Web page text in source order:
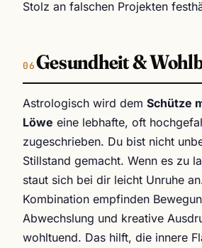
Stolz an falschen Projekten
Gesundheit &
Astrologisch wird dem Schütze
Löwe eine lebhafte, oft
zugeschrieben. Du bist nicht
Stillstand gemacht. Wenn es zu
staut sich bei dir leicht Unruhe
Kombination empfinden
Abwechslung und kreative
wohltuend. Das hilft, die innere